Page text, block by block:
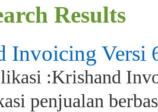
Results
Invoicing Versi
:Krishand
penjualan